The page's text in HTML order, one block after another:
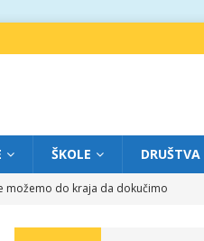
ŠKOLE DRUŠTVA
možemo do kraja da dokučimo